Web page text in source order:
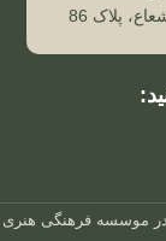
پلاک 86
موسسه فرهنگی هنری